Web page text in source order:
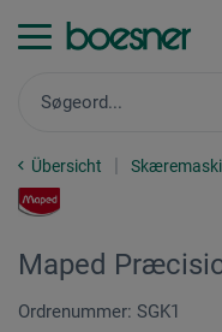
Übersicht
Maped
Ordrenummer: SGK1